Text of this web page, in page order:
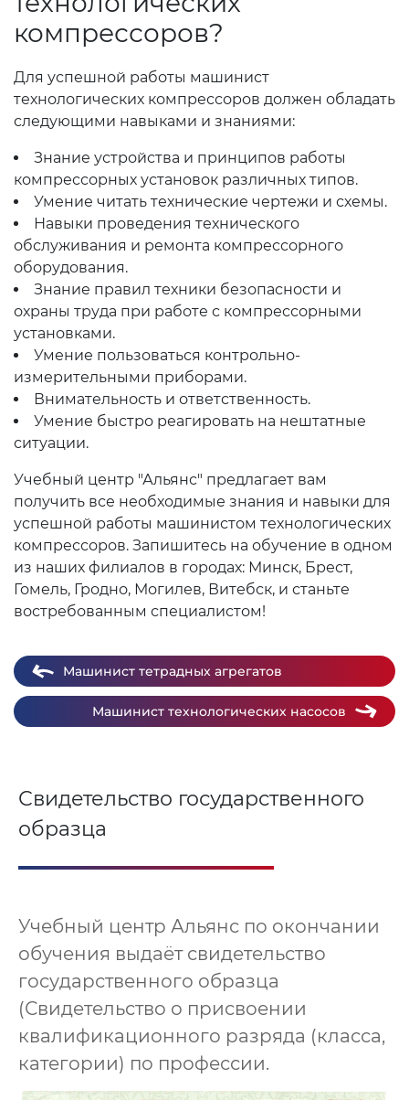
компрессоров?
Для успешной работы машинист
технологических компрессоров должен обладать
следующими навыками и знаниями:
Знание устройства и принципов работы
компрессорных установок различных типов.
Умение читать технические чертежи и схемы.
Навыки проведения технического
обслуживания и ремонта компрессорного
оборудования.
Знание правил техники безопасности и
охраны труда при работе с компрессорными
установками.
Умение пользоваться контрольно-
измерительными приборами.
Внимательность и ответственность.
Умение быстро реагировать на нештатные
ситуации.
Учебный центр "Альянс" предлагает вам
получить все необходимые знания и навыки для
успешной работы машинистом технологических
компрессоров. Запишитесь на обучение в одном
из наших филиалов в городах: Минск, Брест,
Гомель, Гродно, Могилев, Витебск, и станьте
востребованным специалистом!
Машинист тетрадных агрегатов
Машинист технологических насосов
Свидетельство государственного
образца
Учебный центр Альянс по окончании
обучения выдаёт свидетельство
государственного образца
(Свидетельство о присвоении
квалификационного разряда (класса,
категории) по профессии.